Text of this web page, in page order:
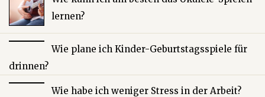
lernen?
Wie plane ich Kinder-Geburtstagsspiele für
drinnen?
Wie habe ich weniger Stress in der Arbeit?